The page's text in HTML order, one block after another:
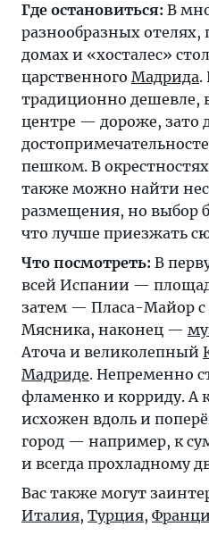
Где остановиться: В
разнообразных отелях,
домах и «хосталес»
царственного Мадрида.
традиционно дешевле,
центре — дороже, зато
пешком. В
также можно найти
размещения, но выбор
что лучше приезжать
Что посмотреть: В
всей Испании —
затем — Пласа-Майор
Мясника, наконец —
Аточа и великолепный
Мадриде. Непременно
фламенко и корриду. А
исхожен вдоль и
город — например, к
и всегда прохладному
Вас также могут
Италия, Турция,